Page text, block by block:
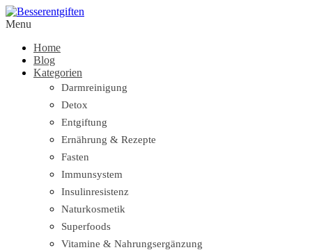
Menu
Home
Blog
Kategorien
Darmreinigung
Detox
Entgiftung
Ernährung & Rezepte
Fasten
Immunsystem
Insulinresistenz
Naturkosmetik
Superfoods
Vitamine & Nahrungsergänzung